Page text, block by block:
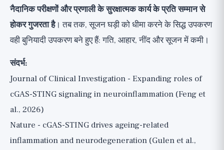
नैदानिक परीक्षणों और प्रणाली के सुरक्षात्मक कार्य के प्रति सम्मान से
होकर गुजरता है। तब तक, सूजन घड़ी को धीमा करने के सिद्ध उपकरण
वही बुनियादी उपकरण बने हुए हैं: गति, आहार, नींद और सूजन में कमी।
संदर्भ:
Journal of Clinical Investigation - Expanding roles of
cGAS-STING signaling in neuroinflammation (Feng et
al., 2026)
Nature - cGAS-STING drives ageing-related
inflammation and neurodegeneration (Gulen et al.,